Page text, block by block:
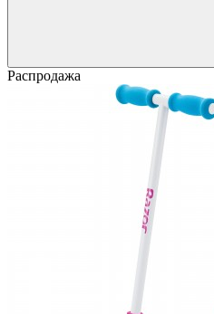
Распродажа